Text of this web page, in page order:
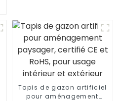
Tapis de gazon artificiel
pour aménagement